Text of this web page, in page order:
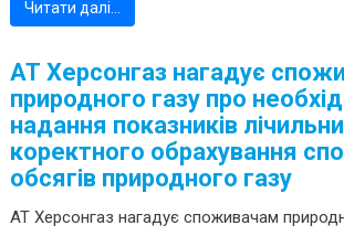
Читати далі…
АТ Херсонгаз нагадує
природного газу про
надання показників
коректного обрахування
обсягів природного газу
АТ Херсонгаз нагадує споживачам